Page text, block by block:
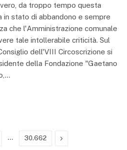
da troppo tempo questa
in stato di abbandono e sempre
che l'Amministrazione comunale
tale intollerabile criticità. Sul
dell'VIII Circoscrizione si
della Fondazione "Gaetano
… 30.662 Next